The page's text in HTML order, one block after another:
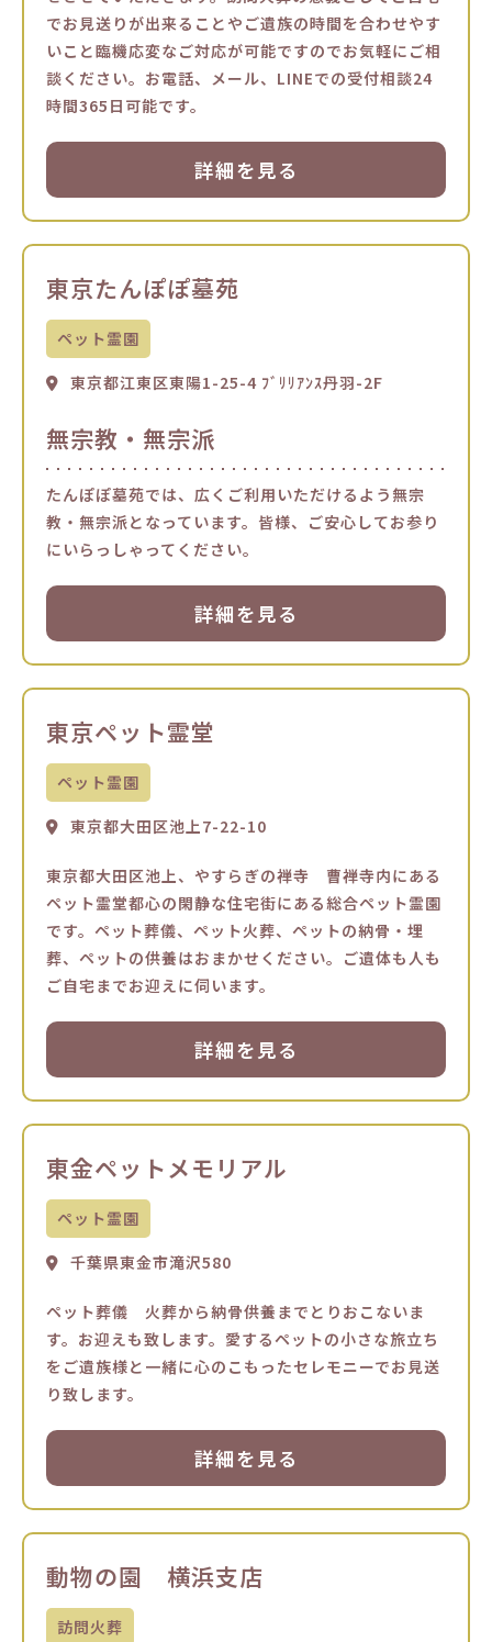
でお見送りが出来ることやご遺族の時間を合わせやす
いこと臨機応変なご対応が可能ですのでお気軽にご相
談ください。お電話、メール、LINEでの受付相談24
時間365日可能です。
詳細を見る
東京たんぽぽ墓苑
ペット霊園
東京都江東区東陽1-25-4 ﾌﾞﾘﾘｱﾝｽ丹羽-2F
無宗教・無宗派
たんぽぽ墓苑では、広くご利用いただけるよう無宗
教・無宗派となっています。皆様、ご安心してお参り
にいらっしゃってください。
詳細を見る
東京ペット霊堂
ペット霊園
東京都大田区池上7-22-10
東京都大田区池上、やすらぎの禅寺 曹禅寺内にある
ペット霊堂都心の閑静な住宅街にある総合ペット霊園
です。ペット葬儀、ペット火葬、ペットの納骨・埋
葬、ペットの供養はおまかせください。ご遺体も人も
ご自宅までお迎えに伺います。
詳細を見る
東金ペットメモリアル
ペット霊園
千葉県東金市滝沢580
ペット葬儀 火葬から納骨供養までとりおこないま
す。お迎えも致します。愛するペットの小さな旅立ち
をご遺族様と一緒に心のこもったセレモニーでお見送
り致します。
詳細を見る
動物の園 横浜支店
訪問火葬